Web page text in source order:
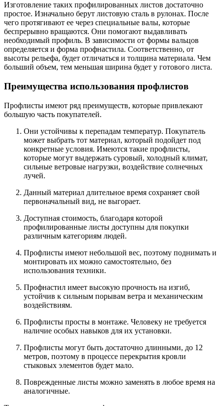
Изготовление таких профилированных листов достаточно
простое. Изначально берут листовую сталь в рулонах. После
чего протягивают ее через специальные валы, которые
беспрерывно вращаются. Они помогают выдавливать
необходимый профиль. В зависимости от формы вальцов
определяется и форма профнастила. Соответственно, от
высоты рельефа, будет отличаться и толщина материала. Чем
больший объем, тем меньшая ширина будет у готового листа.
Преимущества использования профлистов
Профлисты имеют ряд преимуществ, которые привлекают
большую часть покупателей.
Они устойчивы к перепадам температур. Покупатель
может выбрать тот материал, который подойдет под
конкретные условия. Имеются такие профлисты,
которые могут выдержать суровый, холодный климат,
сильные ветровые нагрузки, воздействие солнечных
лучей.
Данный материал длительное время сохраняет свой
первоначальный вид, не выгорает.
Доступная стоимость, благодаря которой
профилированные листы доступны для покупки
различным категориям людей.
Профлисты имеют небольшой вес, поэтому поднимать и
монтировать их можно самостоятельно, без
использования техники.
Профнастил имеет высокую прочность на изгиб,
устойчив к сильным порывам ветра и механическим
воздействиям.
Профлисты просты в монтаже. Человеку не требуется
наличие особых навыков для их установки.
Профлисты могут быть достаточно длинными, до 12
метров, поэтому в процессе перекрытия кровли
стыковых элементов будет мало.
Поврежденные листы можно заменять в любое время на
аналогичные.